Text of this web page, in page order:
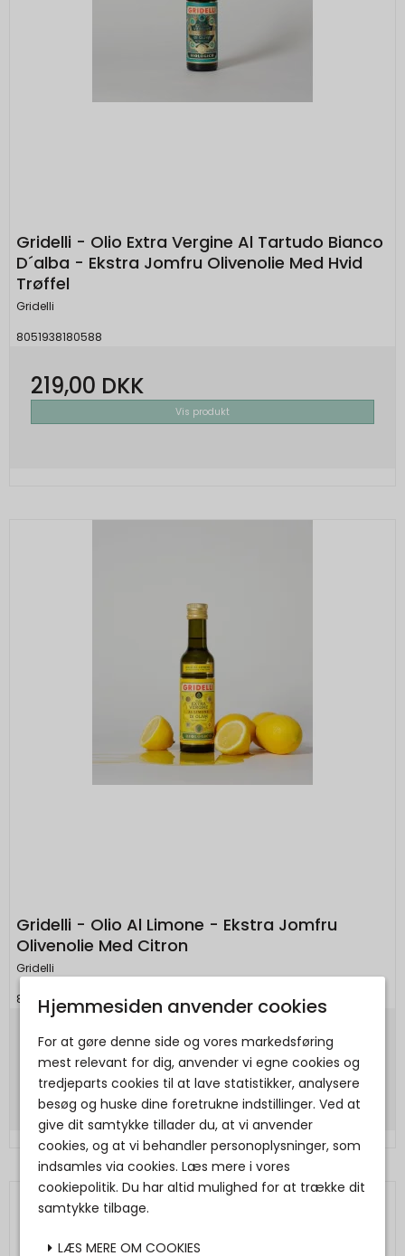
Gridelli - Olio Extra Vergine Al Tartudo Bianco
D´alba - Ekstra Jomfru Olivenolie Med Hvid
Trøffel
Gridelli
8051938180588
219,00 DKK
Vis produkt
Gridelli - Olio Al Limone - Ekstra Jomfru
Olivenolie Med Citron
Gridelli
8051564610800
159,00 DKK
Hjemmesiden anvender cookies
For at gøre denne side og vores markedsføring
mest relevant for dig, anvender vi egne cookies og
tredjeparts cookies til at lave statistikker, analysere
besøg og huske dine foretrukne indstillinger. Ved at
give dit samtykke tillader du, at vi anvender
cookies, og at vi behandler personoplysninger, som
indsamles via cookies. Læs mere i vores
cookiepolitik. Du har altid mulighed for at trække dit
samtykke tilbage.
LÆS MERE OM COOKIES